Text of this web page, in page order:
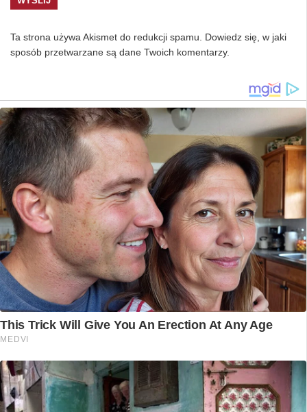
Ta strona używa Akismet do redukcji spamu. Dowiedz się, w jaki
sposób przetwarzane są dane Twoich komentarzy.